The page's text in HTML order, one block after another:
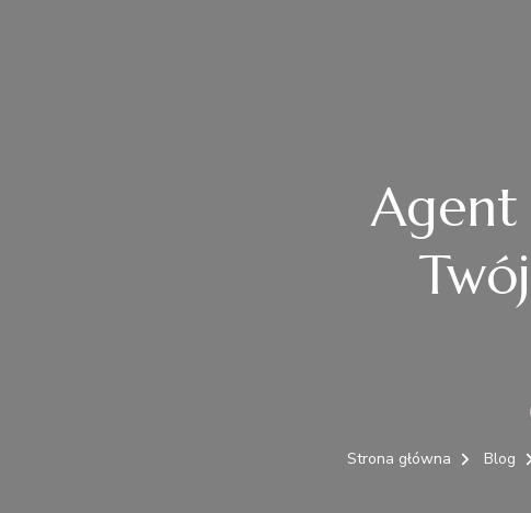
Agent
Strona główna Blog